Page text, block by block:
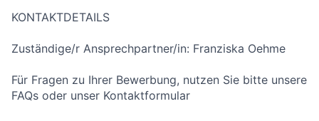
KONTAKTDETAILS
Zuständige/r Ansprechpartner/in: Franziska Oehme
Für Fragen zu Ihrer Bewerbung, nutzen Sie bitte unsere
FAQs oder unser Kontaktformular